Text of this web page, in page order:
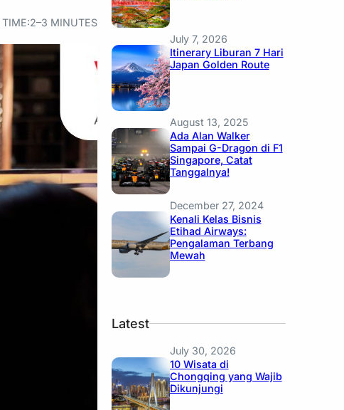
TIME:2–3 MINUTES
July 7, 2026
Itinerary Liburan 7 Hari
Japan Golden Route
August 13, 2025
Ada Alan Walker
Sampai G-Dragon di F1
Singapore, Catat
Tanggalnya!
December 27, 2024
Kenali Kelas Bisnis
Etihad Airways:
Pengalaman Terbang
Mewah
Latest
July 30, 2026
10 Wisata di
Chongqing yang Wajib
Dikunjungi